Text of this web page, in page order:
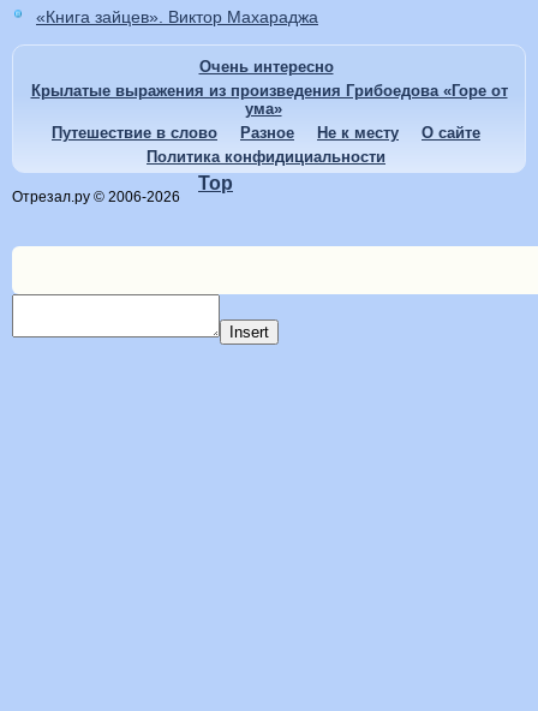
«Книга зайцев». Виктор Махараджа
Очень интересно
Крылатые выражения из произведения Грибоедова «Горе от
ума»
Путешествие в слово
Разное Не к месту
О сайте
Политика конфидициальности
Отрезал.ру © 2006-2026
Top
Insert